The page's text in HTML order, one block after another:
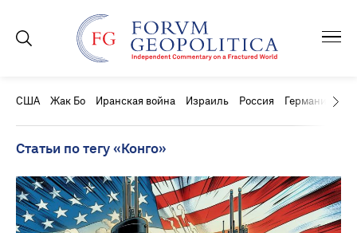
США Жак Бо Иранская война Израиль Россия Германия
Статьи по тегу «Конго»